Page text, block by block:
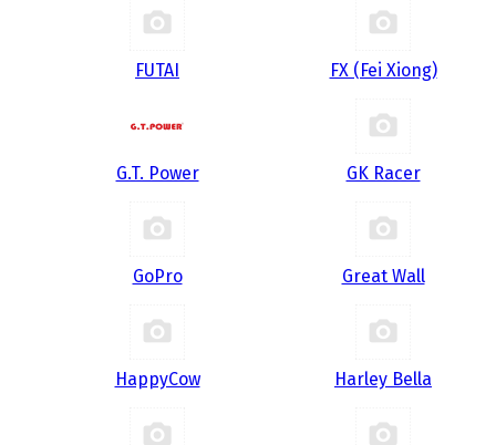
FUTAI FX (Fei Xiong)
G.T. Power GK Racer
GoPro Great Wall
HappyCow Harley Bella